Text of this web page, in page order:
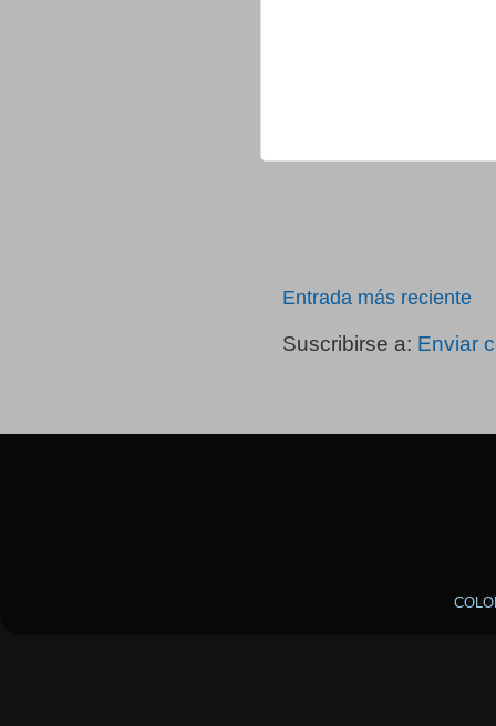
Entrada más reciente
Suscribirse a: Enviar